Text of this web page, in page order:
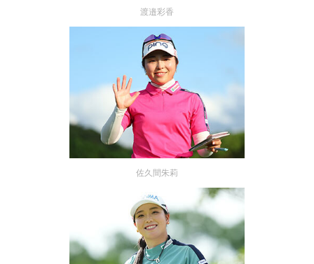
渡邉彩香
佐久間朱莉